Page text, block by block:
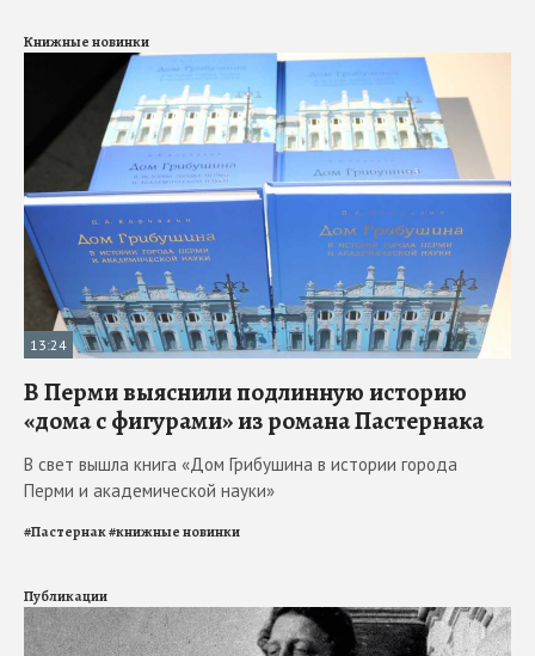
Книжные новинки
13:24
В Перми выяснили подлинную историю
«дома с фигурами» из романа Пастернака
В свет вышла книга «Дом Грибушина в истории города
Перми и академической науки»
#Пастернак#книжные новинки
Публикации